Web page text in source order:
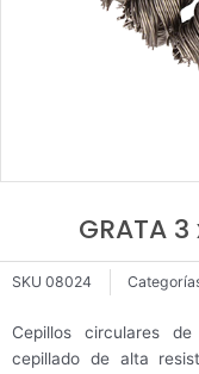
GRATA
SKU 08024
Cepillos circulares
cepillado de alta